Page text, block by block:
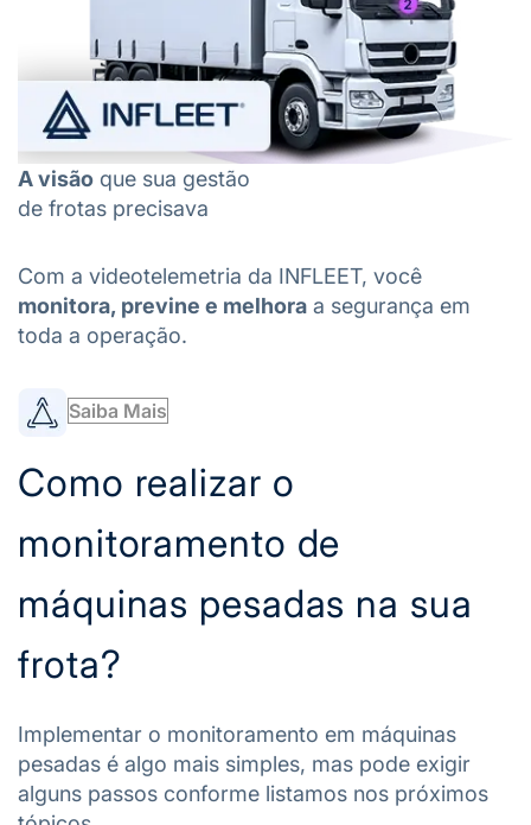
A visão que sua gestão
de frotas precisava
Com a videotelemetria da INFLEET, você
monitora, previne e melhora a segurança em
toda a operação.
Saiba Mais
Como realizar o
monitoramento de
máquinas pesadas na sua
frota?
Implementar o monitoramento em máquinas
pesadas é algo mais simples, mas pode exigir
alguns passos conforme listamos nos próximos